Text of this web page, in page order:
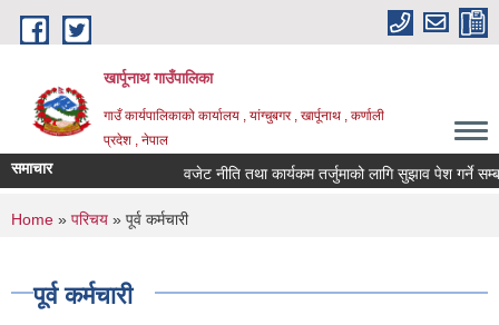
Skip to main content
खार्पूनाथ गाउँपालिका
गाउँ कार्यपालिकाको कार्यालय , यांग्चुबगर , खार्पूनाथ , कर्णाली
प्रदेश , नेपाल
समाचार वजेट नीति तथा कार्यकम तर्जुमाको लागि सुझाव पेश गर्ने
You are here
Home » परिचय » पूर्व कर्मचारी
पूर्व कर्मचारी